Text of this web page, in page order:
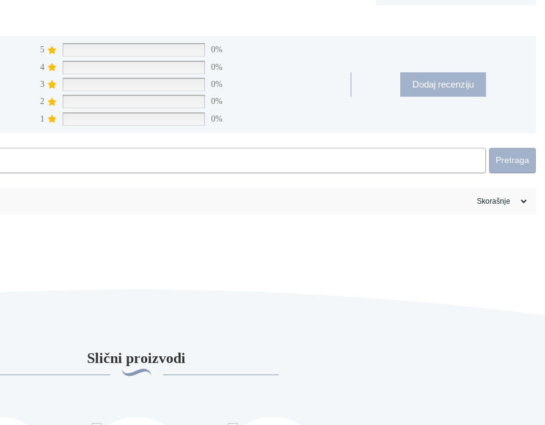
5
0%
4
0%
3
0%
2
0%
1
0%
Dodaj recenziju
Pretraga
Slični proizvodi